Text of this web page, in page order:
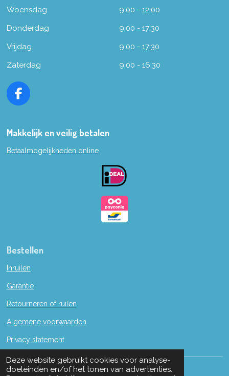
Deze website gebruikt cookies voor analyse-
doeleinden en/of het tonen van advertenties.
Woensdag
9:00 - 12:00
Donderdag
9:00 - 17:30
Vrijdag
9:00 - 17:30
Zaterdag
9:00 - 16:30
F
a
e
o
Makkelijk en veilig betalen
Betaalmogelijkheden online
Bestellen
Inruilen
Garantie
Retourneren of ruilen
Algemene voorwaarden
Privacy statement
© 2019 - 2022 W. en M. Boon naaimachines.